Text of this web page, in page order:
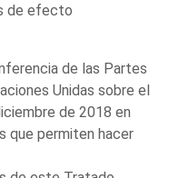
de efecto
de las Partes
Unidas sobre el
de 2018 en
que permiten hacer